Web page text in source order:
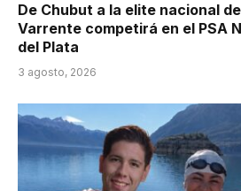
De Chubut a la elite nacional
Varrente competirá en el PSA
del Plata
3 agosto, 2026